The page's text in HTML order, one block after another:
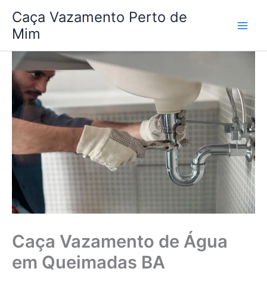
para
conteúdo
Caça Vazamento Perto de
Mim
Caça Vazamento de Água
em Queimadas BA